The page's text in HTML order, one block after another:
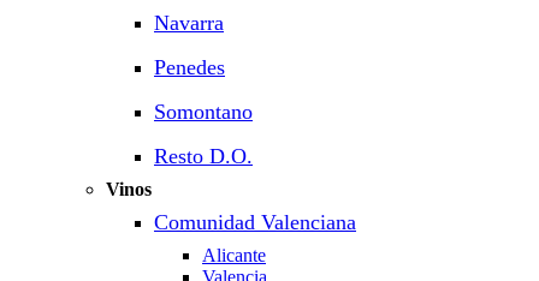
Navarra
Penedes
Somontano
Resto D.O.
Vinos
Comunidad Valenciana
Alicante
Valencia